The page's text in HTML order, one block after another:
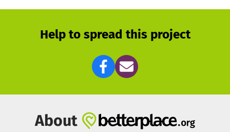
Help to spread this project
About